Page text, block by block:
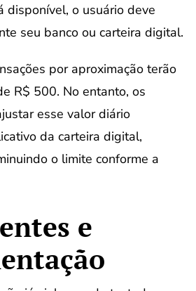
disponível, o usuário deve
seu banco ou carteira digital.
por aproximação terão
R$ 500. No entanto, os
esse valor diário
da carteira digital,
o limite conforme a
e